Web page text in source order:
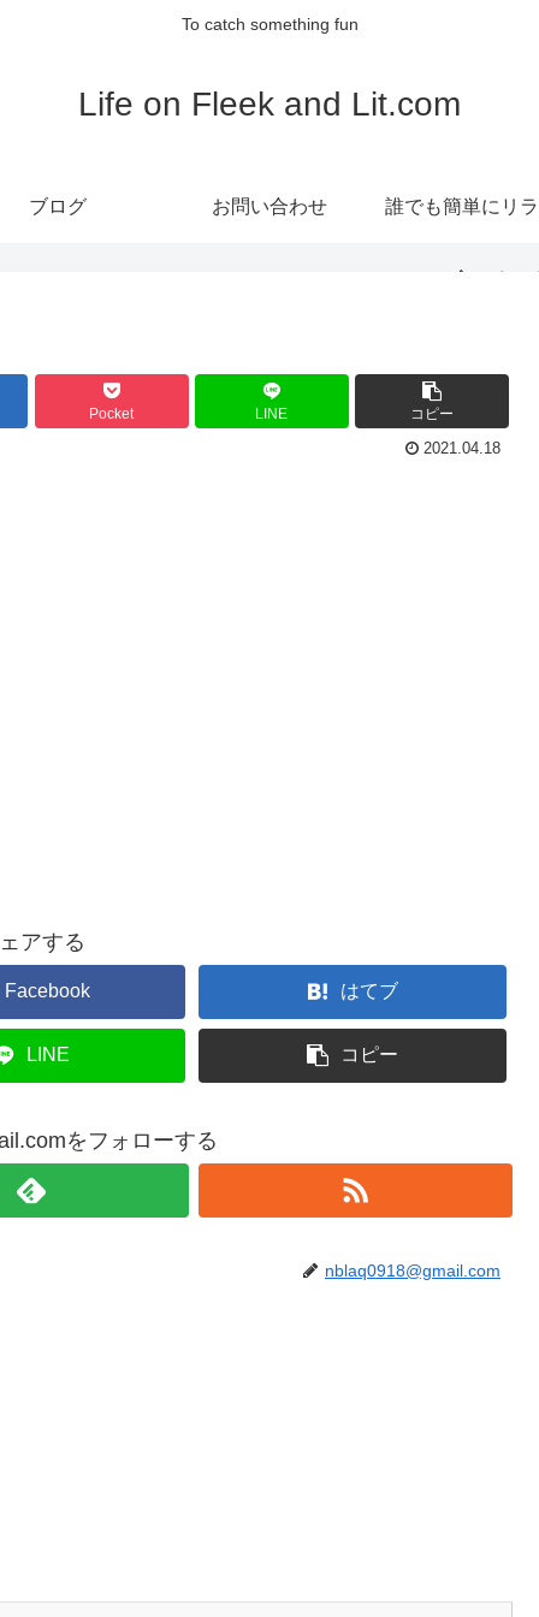
To catch something fun
Life on Fleek and Lit.com
ブログ お問い合わせ 誰でも簡単にリ
ス！食べるヨ
『RECLIA(レク
CBDグミ』
Pocket LINE コピー
2021.04.18
アする
Facebook はてブ
LINE コピー
をフォローする
nblaq0918@gmail.com